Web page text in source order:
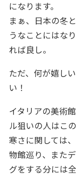
になります。
まぁ、日本の冬
うなことにはな
れば良し。
ただ、何が嬉し
い！
イタリアの美術
ル狙いの人はこ
寒さに関しては
物館巡り、また
グをする分には